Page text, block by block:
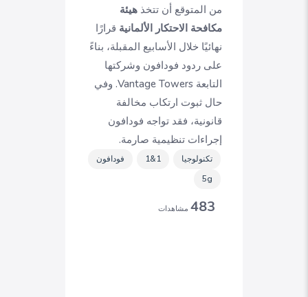
من المتوقع أن تتخذ هيئة
مكافحة الاحتكار الألمانية قرارًا
نهائيًا خلال الأسابيع المقبلة، بناءً
على ردود فودافون وشركتها
التابعة Vantage Towers. وفي
حال ثبوت ارتكاب مخالفة
قانونية، فقد تواجه فودافون
إجراءات تنظيمية صارمة.
تكنولوجيا 1&1
فودافون
5g
483مشاهدات